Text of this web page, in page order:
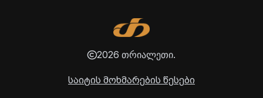
2026 თრიალეთი.
საიტის მოხმარების წესები